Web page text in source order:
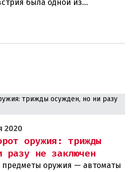
была одной из
время первой волны
отстает
2020
оружия: трижды
разу не заключен
предметы оружия — автоматы